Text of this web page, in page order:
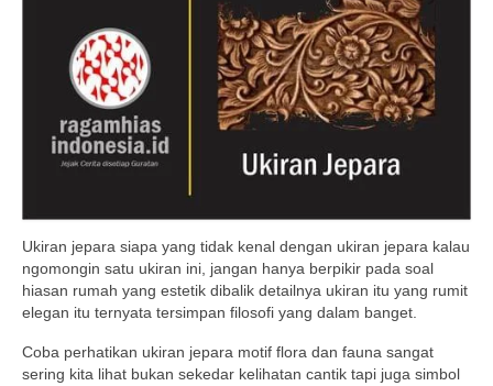
Ukiran jepara siapa yang tidak kenal dengan ukiran jepara kalau
ngomongin satu ukiran ini, jangan hanya berpikir pada soal
hiasan rumah yang estetik dibalik detailnya ukiran itu yang rumit
elegan itu ternyata tersimpan filosofi yang dalam banget.
Coba perhatikan ukiran jepara motif flora dan fauna sangat
sering kita lihat bukan sekedar kelihatan cantik tapi juga simbol